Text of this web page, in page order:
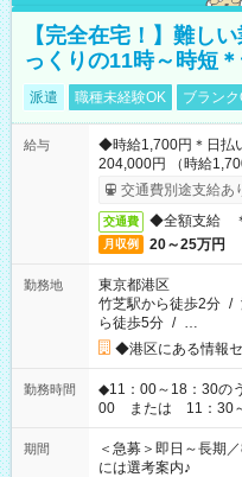
【完全在宅！】難し
っくりの11時～時短
派遣 職種未経験OK ブラン
給与
◆時給1,700円＊日払
204,000円 （時給
交通費別途支給あ
交通費 ◆全額支給 ＊
月収例 20～25万円
勤務地
東京都港区
竹芝駅から徒歩2分 /
ら徒歩5分 / …
◆港区にある情報
勤務時間
◆11：00～18：30の
00 または 11：30～18：30 。*。ブラ
ば前職が、 在宅/財団
スタッフ スイーツ販
業界から入社して活躍
期間
＜急募＞即日～長期
には選考案内♪